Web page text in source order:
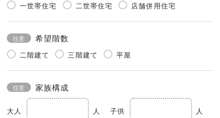
一世帯住宅 二世帯住宅 店舗併用住宅
任意 希望階数
二階建て 三階建て 平屋
任意 家族構成
大人 人 子供 人